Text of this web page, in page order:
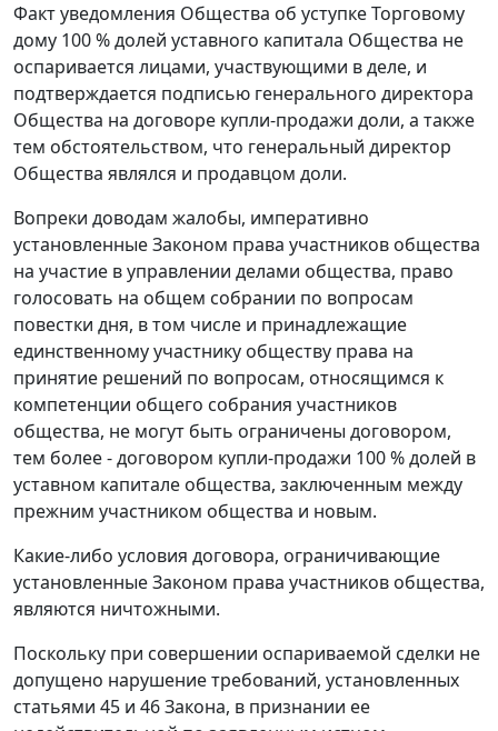
Факт уведомления Общества об уступке Торговому
дому 100 % долей уставного капитала Общества не
оспаривается лицами, участвующими в деле, и
подтверждается подписью генерального директора
Общества на договоре купли-продажи доли, а также
тем обстоятельством, что генеральный директор
Общества являлся и продавцом доли.
Вопреки доводам жалобы, императивно
установленныеЗаконом права участников общества
на участие в управлении делами общества, право
голосовать на общем собрании по вопросам
повестки дня, в том числе и принадлежащие
единственному участнику обществу права на
принятие решений по вопросам, относящимся к
компетенции общего собрания участников
общества, не могут быть ограничены договором,
тем более - договором купли-продажи 100 % долей в
уставном капитале общества, заключенным между
прежним участником общества и новым.
Какие-либо условия договора, ограничивающие
установленныеЗаконом права участников общества,
являются ничтожными.
Поскольку при совершении оспариваемой сделки не
допущено нарушение требований, установленных
статьями 45 и 46Закона, в признании ее